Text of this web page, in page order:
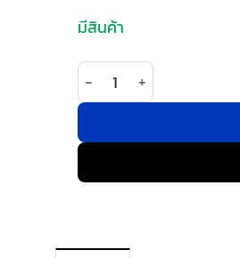
มีสินค้า
จำนวน ESR รุ่น Cloud